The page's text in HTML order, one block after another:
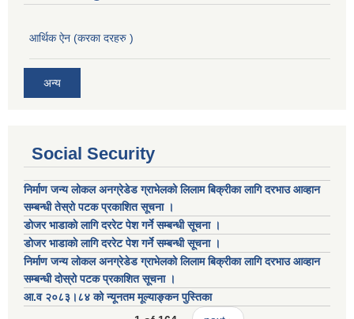
आर्थिक ऐन (करका दरहरु )
अन्य
Social Security
निर्माण जन्य लोकल अनग्रेडेड ग्राभेलको लिलाम बिक्रीका लागि दरभाउ आव्हान
सम्बन्धी तेस्रो पटक प्रकाशित सूचना ।
डाेजर भाडाकाे लागि दररेट पेश गर्ने सम्बन्धी सूचना ।
डाेजर भाडाकाे लागि दररेट पेश गर्ने सम्बन्धी सूचना ।
निर्माण जन्य लोकल अनग्रेडेड ग्राभेलको लिलाम बिक्रीका लागि दरभाउ आव्हान
सम्बन्धी दोस्रो पटक प्रकाशित सूचना ।
आ.व २०८३।८४ को न्यूनतम मूल्याङ्कन पुस्तिका